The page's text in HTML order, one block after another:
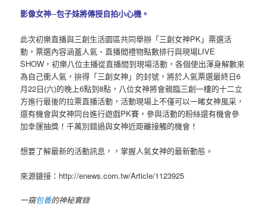
影像女神─包子妹將傳授自拍小心機。
此次初樂直播與三創生活園區共同舉辦「三創女神PK」票選活
動，票選內容涵蓋人氣、直播間禮物點數排行與現場LIVE
SHOW，初樂八位主播從直播間到現場活動，各個使出渾身解數來
為自己衝人氣，拚得「三創女神」的封號，將於人氣票選最終日6
月22日(六)的晚上6點到8點，八位女神將會親臨三創一樓的十二立
方進行最後的拉票直播活動，活動現場上不僅可以一睹女神風采，
還有機會與女神同台進行遊戲PK賽，參與活動的粉絲還有機會參
加幸運抽獎！千萬別錯過與女神近距離接觸的機會！
想要了解最新的活動訊息，，掌握人氣女神的最新動態。
來源鏈接：http://enews.com.tw/Article/1123925
一窺包養的神秘實錄